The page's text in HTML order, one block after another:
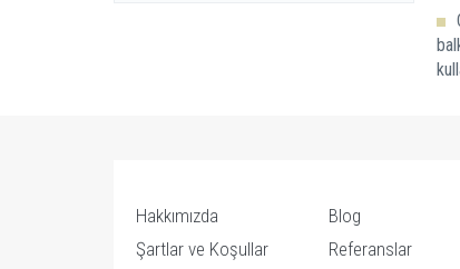
Hakkımızda
Şartlar ve Koşullar
Blog
Referanslar